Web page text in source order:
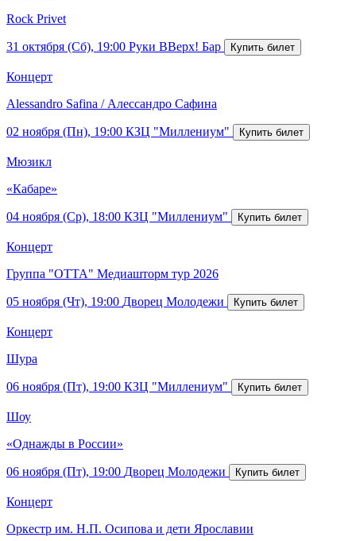
Rock Privet
31 октября (Сб), 19:00 Руки ВВерх! Бар
Концерт
Alessandro Safina / Алессандро Сафина
02 ноября (Пн), 19:00 КЗЦ "Миллениум"
Мюзикл
«Кабаре»
04 ноября (Ср), 18:00 КЗЦ "Миллениум"
Концерт
Группа "ОТТА" Медиашторм тур 2026
05 ноября (Чт), 19:00 Дворец Молодежи
Концерт
Шура
06 ноября (Пт), 19:00 КЗЦ "Миллениум"
Шоу
«Однажды в России»
06 ноября (Пт), 19:00 Дворец Молодежи
Концерт
Оркестр им. Н.П. Осипова и дети Ярославии